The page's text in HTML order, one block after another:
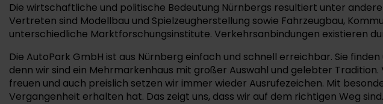
Die wirtschaftliche und politische Bedeutung Nürnbergs resultiert unter
Vertreten sind Modellbau und Spielzeugherstellung sowie Fahrzeugbau,
unterschiedliche Marktforschungsinstitute. Verkehrsanbindungen existieren
Die AutoPark GmbH ist aus Nürnberg einfach und schnell erreichbar. Sie
denn wir sind ein Mehrmarkenhaus mit großer Auswahl und gelebter
freuen und auch preislich setzen wir immer wieder Ausrufezeichen. Mit
Vergangenheit erhalten hat. Das zeigt uns, dass wir auf dem richtigen Weg sind.